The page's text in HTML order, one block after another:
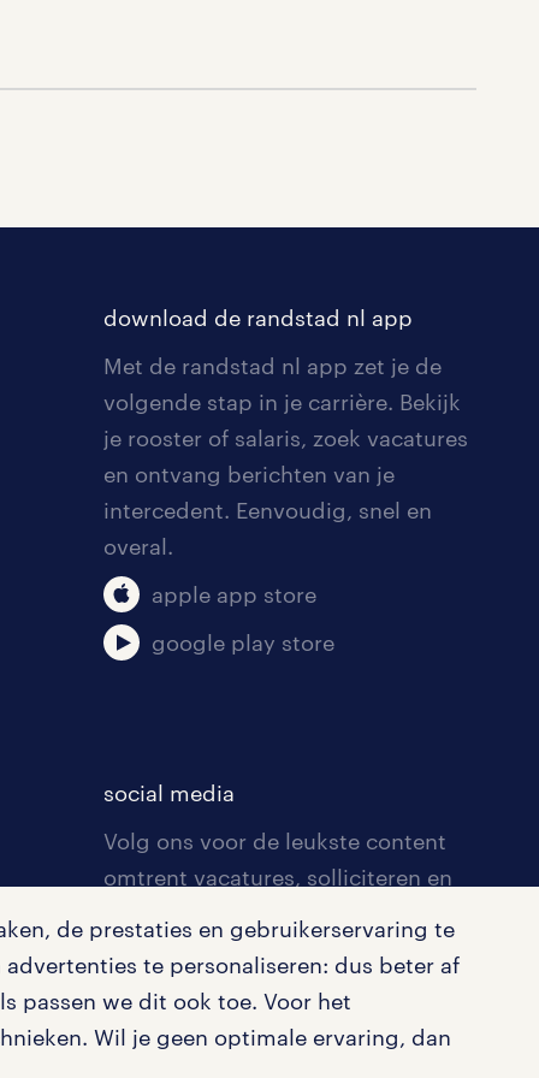
de prestaties en gebruikerservaring te
te personaliseren: dus beter af
passen we dit ook toe. Voor het
Wil je geen optimale ervaring, dan
download de randstad nl app
Met de randstad nl app zet je de
volgende stap in je carrière. Bekijk
je rooster of salaris, zoek vacatures
en ontvang berichten van je
intercedent. Eenvoudig, snel en
overal.
apple app store
google play store
social media
Volg ons voor de leukste content
omtrent vacatures, solliciteren en